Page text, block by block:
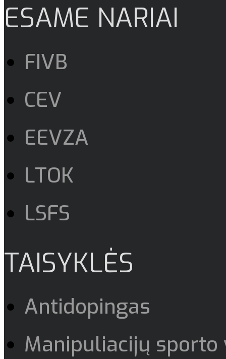
ESAME NARIAI
FIVB
CEV
EEVZA
LTOK
LSFS
TAISYKLĖS
Antidopingas
Manipuliacijų